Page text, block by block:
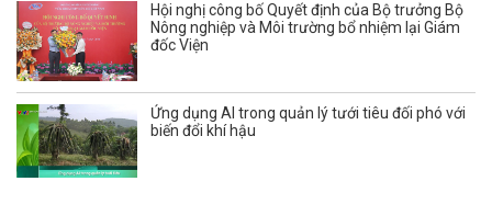
Hội nghị công bố Quyết định của Bộ trưởng Bộ
Nông nghiệp và Môi trường bổ nhiệm lại Giám
đốc Viện
Ứng dụng AI trong quản lý tưới tiêu đối phó với
biến đổi khí hậu